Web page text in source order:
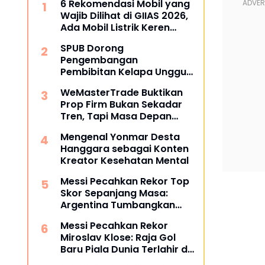
6 Rekomendasi Mobil yang
Wajib Dilihat di GIIAS 2026,
Ada Mobil Listrik Keren
SPUB Dorong
Pengembangan
Pembibitan Kelapa Unggul
WeMasterTrade Buktikan
Prop Firm Bukan Sekadar
Tren, Tapi Masa Depan
Mengenal Yonmar Desta
Hanggara sebagai Konten
Kreator Kesehatan Mental
Messi Pecahkan Rekor Top
Skor Sepanjang Masa:
Argentina Tumbangkan
2026
Messi Pecahkan Rekor
Miroslav Klose: Raja Gol
Baru Piala Dunia Terlahir di